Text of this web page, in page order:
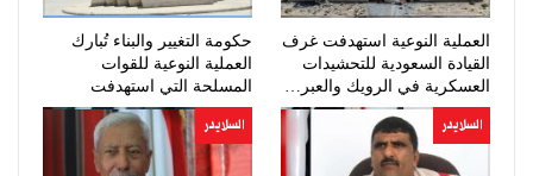
العملية النوعية استهدفت غرف
القيادة السعودية للتحشيدات
العسكرية في الرويك والعبر…
حكومة التغيير والبناء تُبارك
العملية النوعية للقوات
المسلحة التي استهدفت
تحشيدات…
السلايدر السلايدر